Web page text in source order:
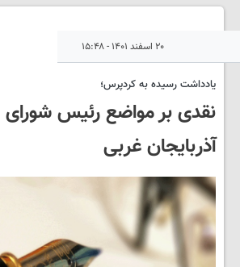
۲۰ اسفند ۱۴۰۱ - ۱۵:۴۸
یادداشت رسیده به کردپرس؛
نقدی بر مواضع رئیس
آذربایجان غربی